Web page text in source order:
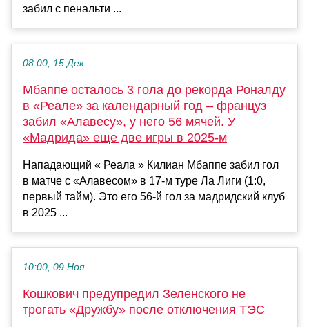
забил с пенальти ...
08:00, 15 Дек
Мбаппе осталось 3 гола до рекорда Роналду
в «Реале» за календарный год – француз
забил «Алавесу», у него 56 мячей. У
«Мадрида» еще две игры в 2025-м
Нападающий « Реала » Килиан Мбаппе забил гол
в матче с «Алавесом» в 17-м туре Ла Лиги (1:0,
первый тайм). Это его 56-й гол за мадридский клуб
в 2025 ...
10:00, 09 Ноя
Кошкович предупредил Зеленского не
трогать «Дружбу» после отключения ТЭС